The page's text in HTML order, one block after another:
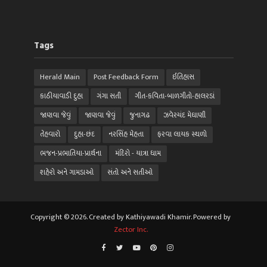
Tags
Herald Main Post Feedback Form
ઈતિહાસ
કાઠીયાવાડી દુહા
ગંગા સતી
ગીત-કવિતા-બાળગીતો-હાલરડાં
જાણવા જેવું
જાણવા જેવું જુનાગઢ
ઝવેરચંદ મેઘાણી
તેહવારો
દુહા-છંદ નરસિંહ મેહતા
ફરવા લાયક સ્થળો
ભજન-પ્રભાતિયા-પ્રાર્થના
મંદિરો - યાત્રા ધામ
શહેરો અને ગામડાઓ
સંતો અને સતીઓ
Copyright © 2026. Created by Kathiyawadi Khamir. Powered by
Zector Inc.